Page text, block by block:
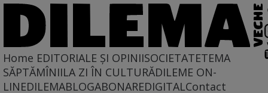
Home EDITORIALE ȘI OPINIISOCIETATETEMA
SĂPTĂMÎNIILA ZI ÎN CULTURĂDILEME ON-
LINEDILEMABLOGABONAREDIGITALContact